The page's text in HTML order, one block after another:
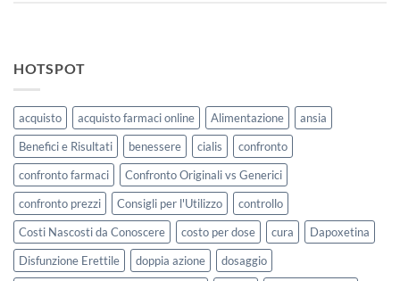
HOTSPOT
acquisto acquisto farmaci online Alimentazione
ansia
Benefici e Risultati
benessere cialis
confronto
confronto farmaci
Confronto Originali vs Generici
confronto prezzi
Consigli per l'Utilizzo
controllo
Costi Nascosti da Conoscere
costo per dose cura
Dapoxetina
Disfunzione Erettile
doppia azione
dosaggio